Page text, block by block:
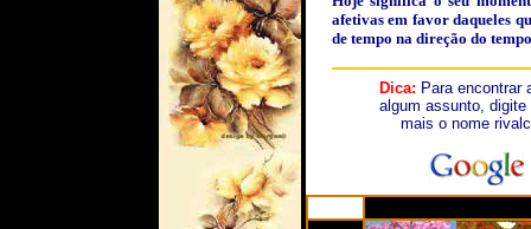
afetivas em favor daqueles
de tempo na direção do
Dica: Para encontrar
algum assunto,
mais o nome